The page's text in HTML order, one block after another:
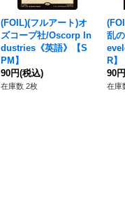
(FOIL)(フルアート)オ
ズコープ社/Oscorp In
dustries《英語》【S
PM】
90円(税込)
在庫数 2枚
乱
R】
90円
在庫